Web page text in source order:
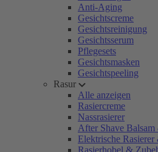
Anti-Aging
Gesichtscreme
Gesichtsreinigung
Gesichtsserum
Pflegesets
Gesichtsmasken
Gesichtspeeling
Rasur
Alle anzeigen
Rasiercreme
Nassrasierer
After Shave
Elektrische
Rasierhobel &